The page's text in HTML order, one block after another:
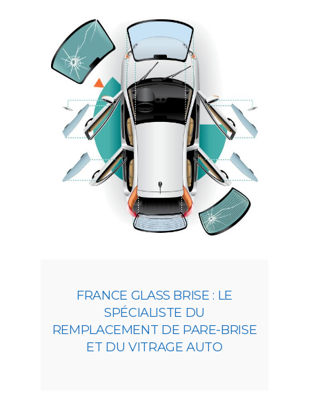
FRANCE GLASS BRISE : LE
SPÉCIALISTE DU
REMPLACEMENT DE PARE-BRISE
ET DU VITRAGE AUTO